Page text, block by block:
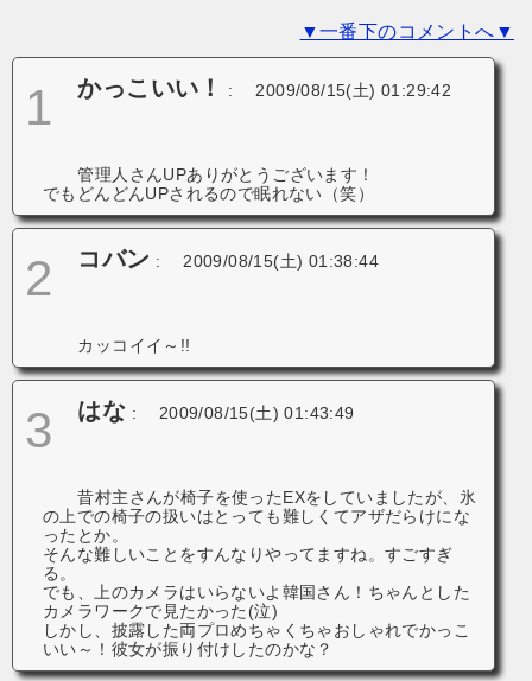
▼一番下のコメントへ▼
1 かっこいい！ : 2009/08/15(土) 01:29:42
管理人さんUPありがとうございます！
でもどんどんUPされるので眠れない（笑）
2 コバン : 2009/08/15(土) 01:38:44
カッコイイ～!!
3 はな : 2009/08/15(土) 01:43:49
昔村主さんが椅子を使ったEXをしていましたが、氷
の上での椅子の扱いはとっても難しくてアザだらけにな
ったとか。
そんな難しいことをすんなりやってますね。すごすぎ
る。
でも、上のカメラはいらないよ韓国さん！ちゃんとした
カメラワークで見たかった(泣)
しかし、披露した両プロめちゃくちゃおしゃれでかっこ
いい～！彼女が振り付けしたのかな？